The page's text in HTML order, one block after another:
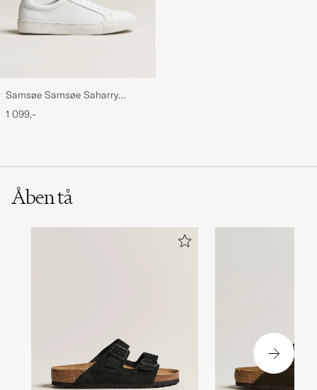
Samsøe Samsøe Saharry
Leather Sneakers White
1 099,-
Åben tå